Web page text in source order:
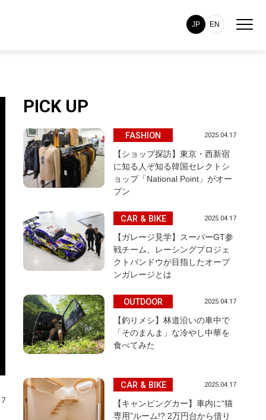
JP EN
PICK UP
FASHION 2025.04.17
【ショップ探訪】東京・西新宿
に知る人ぞ知る韓国セレクトシ
ョップ「National Point」がオー
プン
CAR & BIKE 2025.04.17
【ガレージ見学】スーパーGT参
戦チーム、レーシングプロジェ
クトバンドウが目指したオープ
ンガレージとは
OUTDOOR 2025.04.17
【釣りメシ】林道沿いの車中で
「そのまんま」な冷やし中華を
食べてみた
CAR & BIKE 2025.04.17
【キャンピングカー】車内に“猫
専用”ルーム!? 2万円台から借り